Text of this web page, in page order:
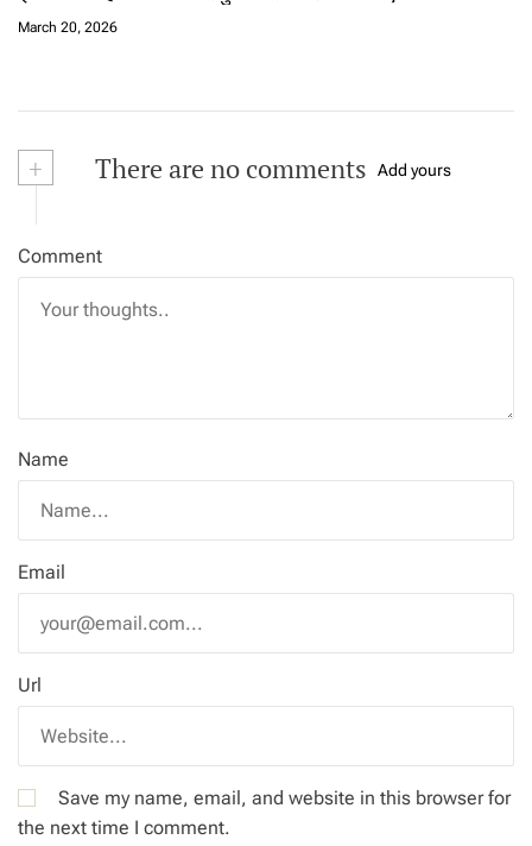
March 20, 2026
+ There are no comments Add yours
Comment
Name
Email
Url
Save my name, email, and website in this browser for
the next time I comment.